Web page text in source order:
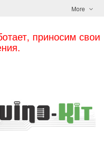
More
приносим свои